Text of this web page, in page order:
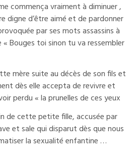
commença vraiment à diminuer ,
digne d’être aimé et de pardonner
par ses mots assassins à
« Bouges toi sinon tu va ressembler
mère suite au décès de son fils et
dès elle accepta de revivre et
perdu « la prunelles de ces yeux
de cette petite fille, accusée par
et sale qui disparut dès que nous
la sexualité enfantine …